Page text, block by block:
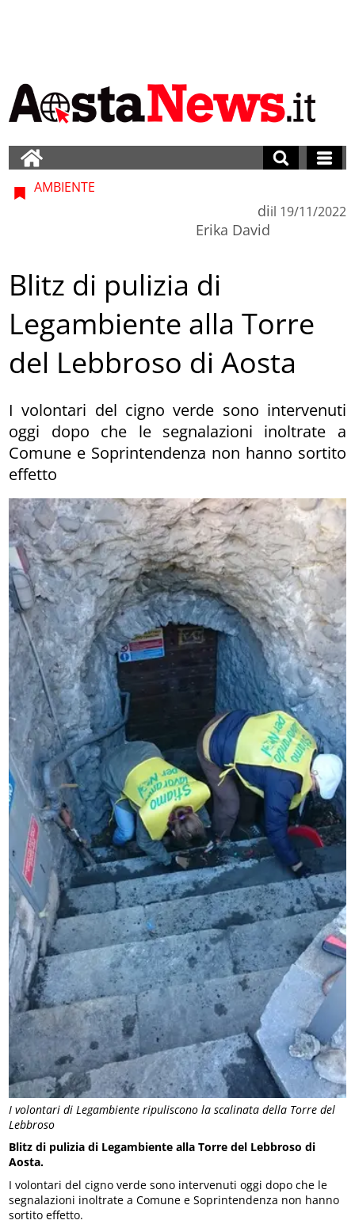
I volontari di Legambiente ripuliscono la scalinata della Torre del
Lebbroso
AMBIENTE
di
Erika David
il 19/11/2022
Blitz di pulizia di
Legambiente alla Torre
del Lebbroso di Aosta
I volontari del cigno verde sono intervenuti
oggi dopo che le segnalazioni inoltrate a
Comune e Soprintendenza non hanno sortito
effetto
Blitz di pulizia di Legambiente alla Torre del Lebbroso di
Aosta.
I volontari del cigno verde sono intervenuti oggi dopo che le
segnalazioni inoltrate a Comune e Soprintendenza non hanno
sortito effetto.